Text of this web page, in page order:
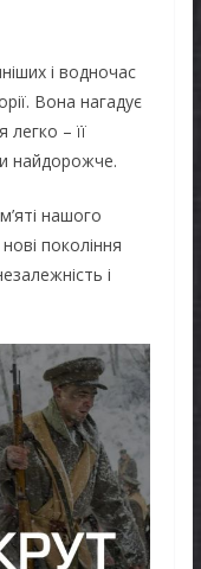
і водночас
Вона нагадує
– її
найдорожче.
нашого
покоління
і